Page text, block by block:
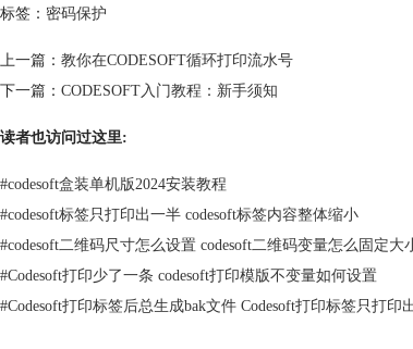
标签： 密码保护
上一篇： 教你在CODESOFT循环打印流水号
下一篇： CODESOFT入门教程：新手须知
读者也访问过这里:
#codesoft盒装单机版2024安装教程
#codesoft标签只打印出一半 codesoft标签内容整体缩小
#codesoft二维码尺寸怎么设置 codesoft二维码变量怎么固定大
#Codesoft打印少了一条 codesoft打印模版不变量如何设置
#Codesoft打印标签后总生成bak文件 Codesoft打印标签只打印